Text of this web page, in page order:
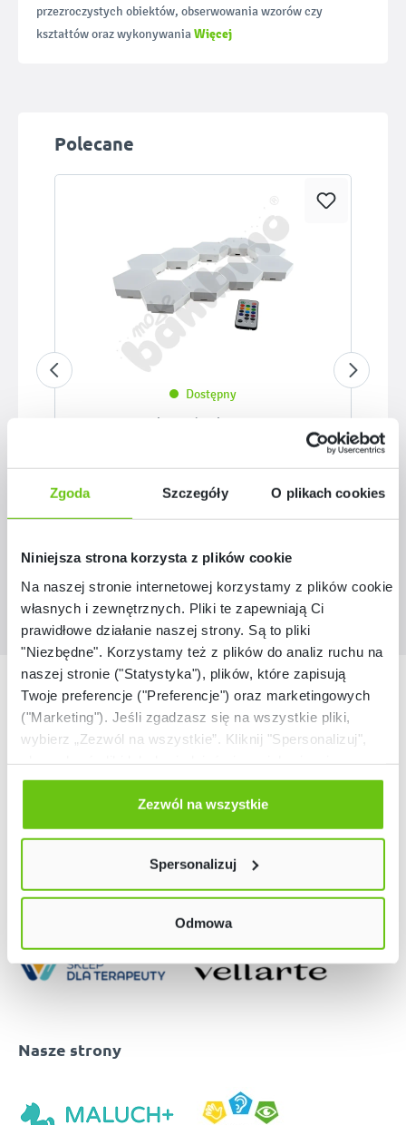
Zgoda Szczegóły O plikach cookies
Niniejsza strona korzysta z plików cookie
Na naszej stronie internetowej korzystamy z plików cookie:
własnych i zewnętrznych. Pliki te zapewniają Ci
prawidłowe działanie naszej strony. Są to pliki
"Niezbędne". Korzystamy też z plików do analiz ruchu na
naszej stronie ("Statystyka"), plików, które zapisują
Twoje preferencje ("Preferencje") oraz marketingowych
("Marketing"). Jeśli zgadzasz się na wszystkie pliki,
wybierz „Zezwól na wszystkie”. Kliknij "Spersonalizuj",
Odmów zgody poprzez przycisk „Odmowa”. Wtedy
użyjemy tylko plików niezbędnych dla naszej strony.
Twój wybór możesz zmienić przez kliknięcie przycisku w
Polityce prywatności
Zezwól na wszystkie
Spersonalizuj
Odmowa
przezroczystych obiektów, obserwowania wzorów czy
kształtów oraz wykonywaniaWięcej
Pomiń galerię produktów
Polecane
Dostępny
Panele sześciokątne LED
Kod produktu:519310
599,90 zł
Nasze marki
Nasze strony